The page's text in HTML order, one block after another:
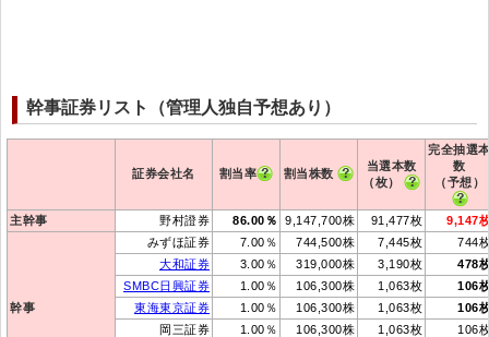
幹事証券リスト（管理人独自予想あり）
証券会社名 割当率 割当株数
当選本数
（枚）
完全抽選
数
（予想）
主幹事 野村證券 86.00％ 9,147,700株 91,477枚 9,147
幹事
みずほ証券 7.00％ 744,500株 7,445枚
744
大和証券
3.00％ 319,000株 3,190枚
478
SMBC日興証券
1.00％ 106,300株 1,063枚
106
東海東京証券
1.00％ 106,300株 1,063枚
106
岡三証券
1.00％ 106,300株 1,063枚
106